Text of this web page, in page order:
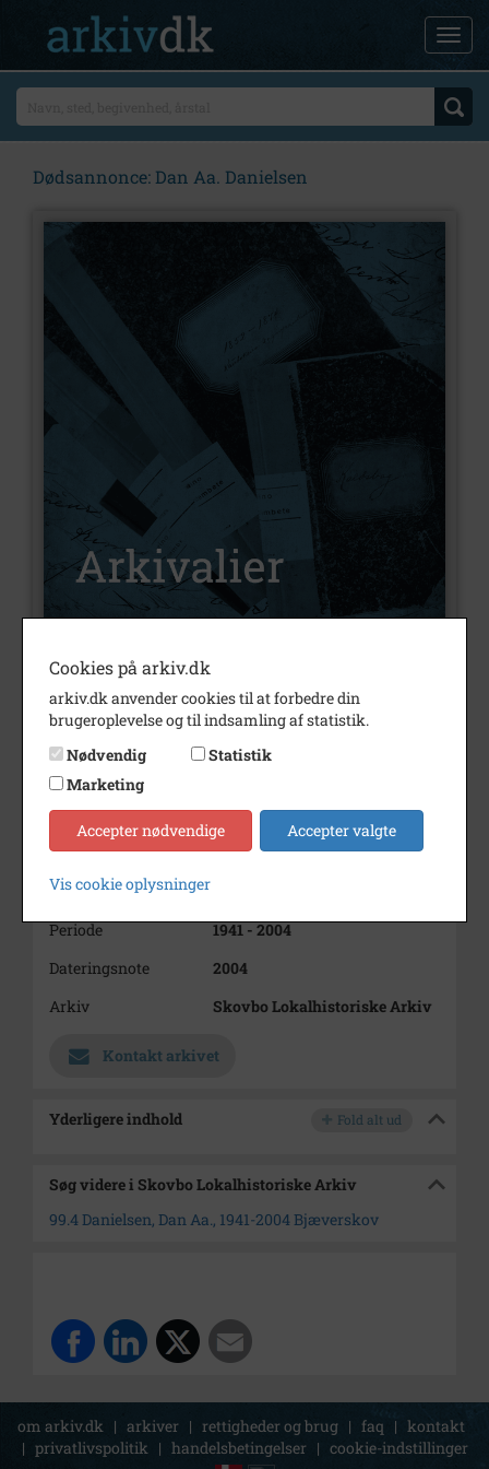
Dødsannonce: Dan Aa. Danielsen
Nummer
Type
Arkivalier
Arkivskaber
Danielsen, Dan Aa.
Beskrivelse
Bjæverskov
Født/stiftet
1941 02/12
Død/nedlagt
Periode
1941 - 2004
Dateringsnote
2004
Arkiv
Skovbo Lokalhistoriske Arkiv
Kontakt arkivet
Yderligere indhold Fold alt ud
Søg videre i Skovbo Lokalhistoriske Arkiv
99.4 Danielsen, Dan Aa., 1941-2004 Bjæverskov
om arkiv.dk | arkiver | rettigheder og brug | faq | kontakt
| privatlivspolitik | handelsbetingelser | cookie-indstillinger
Cookies på arkiv.dk
arkiv.dk anvender cookies til at forbedre din
brugeroplevelse og til indsamling af statistik.
Nødvendig
Statistik
Marketing
Accepter nødvendige Accepter valgte
Vis cookie oplysninger